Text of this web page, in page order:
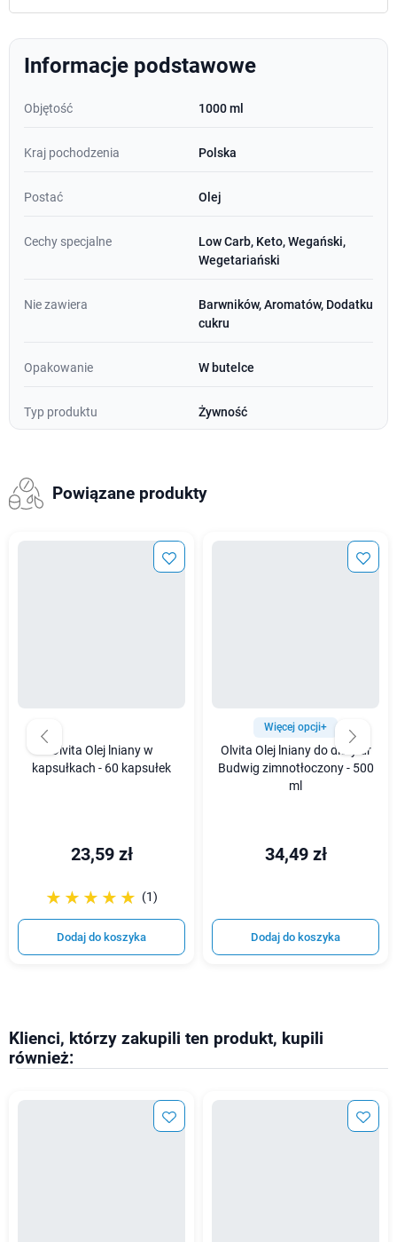
Informacje podstawowe
Objętość 1000 ml
Kraj pochodzenia Polska
Postać Olej
Cechy specjalne
Low Carb, Keto, Wegański,
Wegetariański
Nie zawiera
Barwników, Aromatów, Dodatku
cukru
Opakowanie W butelce
Typ produktu Żywność
Powiązane produkty
Olvita Olej lniany w
kapsułkach - 60 kapsułek
23,59 zł
☆☆☆☆☆
★★★★★ (1)
Dodaj do koszyka
Więcej opcji+
Olvita Olej lniany do diety dr
Budwig zimnotłoczony - 500
ml
34,49 zł
Dodaj do koszyka
Klienci, którzy zakupili ten produkt, kupili
również: